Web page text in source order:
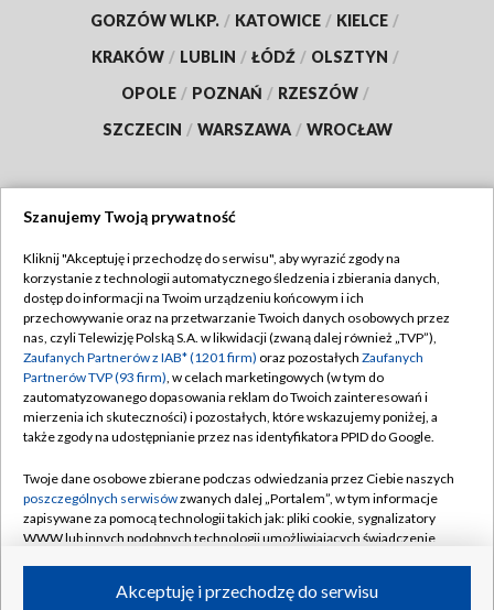
GORZÓW WLKP. / KATOWICE / KIELCE /
KRAKÓW / LUBLIN / ŁÓDŹ / OLSZTYN /
OPOLE / POZNAŃ / RZESZÓW /
SZCZECIN / WARSZAWA / WROCŁAW
TVP
Abonament TVP
Emisja w TVP
Centrum informacji TVP
Naziemna Telewizja Cyfrowa
Rada Programowa
System NOS
Informacje o nadawcy
Program dla prasy
Regulamin TVP
Polityka prywatności
Moje zgody
Pomoc
Kontakt
Kanały
Szanujemy Twoją prywatność
Kliknij "Akceptuję i przechodzę do serwisu", aby wyrazić zgody na
korzystanie z technologii automatycznego śledzenia i zbierania danych,
dostęp do informacji na Twoim urządzeniu końcowym i ich
przechowywanie oraz na przetwarzanie Twoich danych osobowych przez
nas, czyli Telewizję Polską S.A. w likwidacji (zwaną dalej również „TVP”),
Zaufanych Partnerów z IAB* (1201 firm) oraz pozostałych Zaufanych
Partnerów TVP (93 firm), w celach marketingowych (w tym do
zautomatyzowanego dopasowania reklam do Twoich zainteresowań i
mierzenia ich skuteczności) i pozostałych, które wskazujemy poniżej, a
także zgody na udostępnianie przez nas identyfikatora PPID do Google.
Twoje dane osobowe zbierane podczas odwiedzania przez Ciebie naszych
poszczególnych serwisówzwanych dalej „Portalem”, w tym informacje
zapisywane za pomocą technologii takich jak: pliki cookie, sygnalizatory
WWW lub innych podobnych technologii umożliwiających świadczenie
ruchu w Internecie.Akceptuję i przechodzę do serwisu